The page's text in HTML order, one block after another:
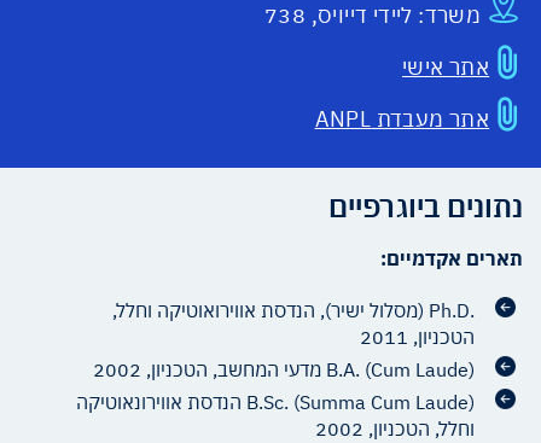
משרד: ליידי דייויס, 738
אתר אישי
אתר מעבדת ANPL
נתונים ביוגרפיים
תארים אקדמיים:
.Ph.D (מסלול ישיר), הנדסת אווירואוטיקה וחלל,
הטכניון, 2011
B.A. (Cum Laude) מדעי המחשב, הטכניון, 2002
B.Sc. (Summa Cum Laude) הנדסת אווירונאוטיקה
וחלל, הטכניון, 2002